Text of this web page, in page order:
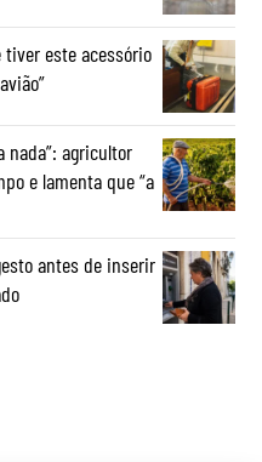
tiver este acessório
nada”: agricultor
e lamenta que “a
antes de inserir